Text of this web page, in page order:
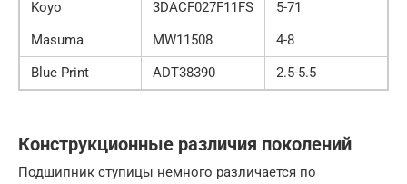
Koyo 3DACF027F11FS
5-71
Masuma
MW11508
4-8
Blue Print
ADT38390 2.5-5.5
Конструкционные различия поколений
Подшипник ступицы немного различается по